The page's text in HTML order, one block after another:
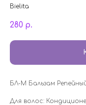
Bielita
280 р.
БЛ-М Бальзам
Для волос: